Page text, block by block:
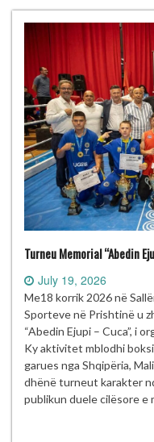
Turneu Memorial “Abedin
July 19, 2026
Me18 korrik 2026 në
Sporteve në Prishtinë u
“Abedin Ejupi – Cuca”, i
Ky aktivitet mblodhi
garues nga Shqipëria,
dhënë turneut karakter
publikun duele cilësore e